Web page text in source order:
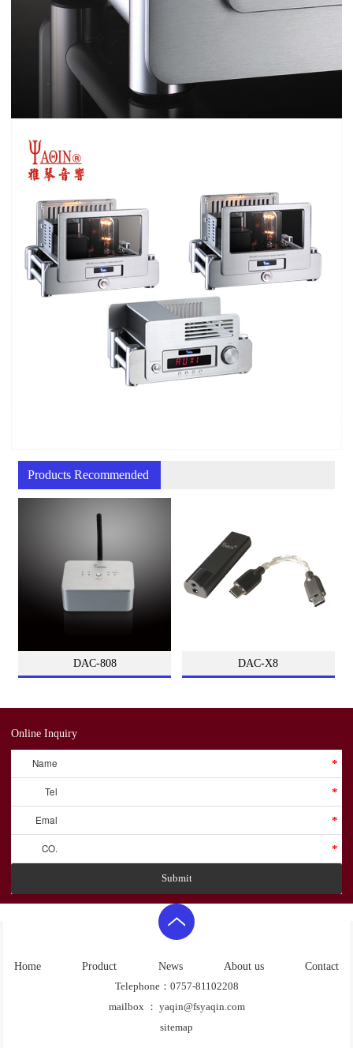
Products Recommended
DAC-808 DAC-X8
Online Inquiry
Name *
Tel *
Emal *
CO. *
Submit
Home Product News About us Contact
Telephone：0757-81102208
mailbox ： yaqin@fsyaqin.com
sitemap